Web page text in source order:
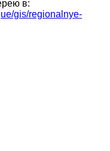
в:
gis/regionalnye-